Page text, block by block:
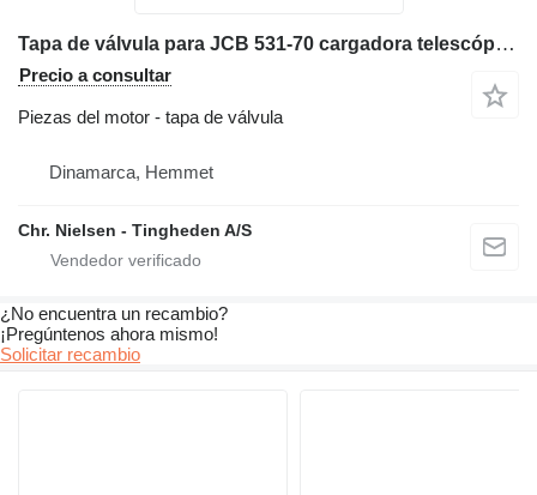
Tapa de válvula para JCB 531-70 cargadora telescópica
Precio a consultar
Piezas del motor - tapa de válvula
Dinamarca, Hemmet
Chr. Nielsen - Tingheden A/S
¿No encuentra un recambio?
¡Pregúntenos ahora mismo!
Solicitar recambio